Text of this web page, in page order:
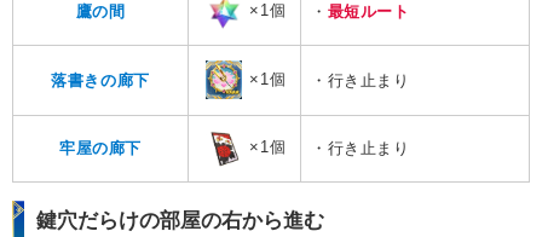
鷹の間 ×1個 ・ 最短ルート
落書きの廊下 ×1個 ・行き止まり
牢屋の廊下 ×1個 ・行き止まり
鍵穴だらけの部屋の右から進む